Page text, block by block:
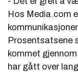
Hos Media.com
Prosentsatsene
kommet
har gått over